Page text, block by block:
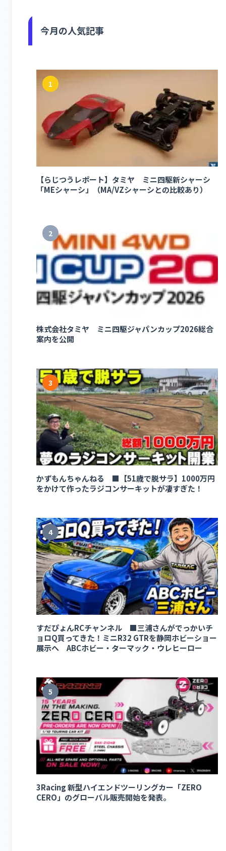
今月の人気記事
1
【らじつうレポート】タミヤ ミニ四駆新シャーシ
「MEシャーシ」（MA/VZシャーシとの比較あり）
2
株式会社タミヤ ミニ四駆ジャパンカップ2026総合
案内を公開
3
かずもんちゃんねる ■【51歳で脱サラ】1000万円
をかけて作ったラジコンサーキットが凄すぎた！
4
すだぴょんRCチャンネル ■三浦さんがでっかいチ
ョロQ買ってきた！ミニR32 GTRを静岡ホビーショー
展示へ ABCホビー・ターマック・ウレヒーロー
5
3Racing 新型ハイエンドツーリングカー「ZERO
CERO」のグローバル販売開始を発表。